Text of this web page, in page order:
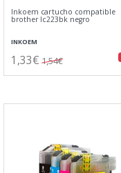
Inkoem cartucho compatible
brother lc223bk negro
INKOEM
1,33€ 1,54€